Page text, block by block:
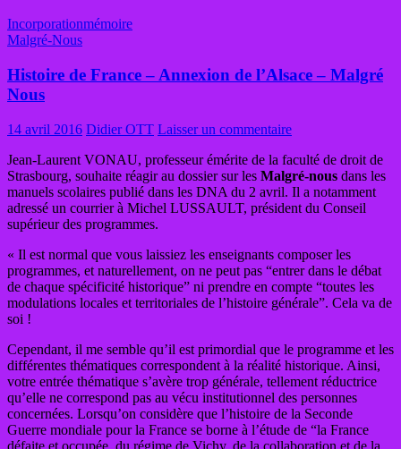
Incorporationmémoire
Malgré-Nous
Histoire de France – Annexion de l’Alsace – Malgré
Nous
14 avril 2016 Didier OTT Laisser un commentaire
Jean-Laurent VONAU, professeur émérite de la faculté de droit de
Strasbourg, souhaite réagir au dossier sur les Malgré-nous dans les
manuels scolaires publié dans les DNA du 2 avril. Il a notamment
adressé un courrier à Michel LUSSAULT, président du Conseil
supérieur des programmes.
« Il est normal que vous laissiez les enseignants composer les
programmes, et naturellement, on ne peut pas “entrer dans le débat
de chaque spécificité historique” ni prendre en compte “toutes les
modulations locales et territoriales de l’histoire générale”. Cela va de
soi !
Cependant, il me semble qu’il est primordial que le programme et les
différentes thématiques correspondent à la réalité historique. Ainsi,
votre entrée thématique s’avère trop générale, tellement réductrice
qu’elle ne correspond pas au vécu institutionnel des personnes
concernées. Lorsqu’on considère que l’histoire de la Seconde
Guerre mondiale pour la France se borne à l’étude de “la France
défaite et occupée, du régime de Vichy, de la collaboration et de la